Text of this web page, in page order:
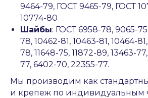
9464-79, ГОСТ 9465-79, ГОСТ
10774-80
Шайбы: ГОСТ 6958-78, 9065-
78, 10462-81, 10463-81, 10464-
78, 11648-75, 11872-89, 13463-
77, 6402-70, 22355-77.
Мы производим как
и крепеж по индивидуальным